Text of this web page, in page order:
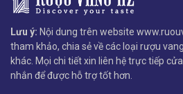
Lưu ý: Nội dung trên website
tham khảo, chia sẻ về các loại rượu
khác. Mọi chi tiết xin liên hệ trực tiếp
nhắn để được hỗ trợ tốt hơn.